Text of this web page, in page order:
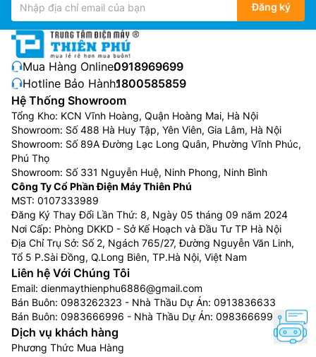
Đăng ký
Mua Hàng Online:0918969699
Hotline Bảo Hành:1800585859
Hệ Thống Showroom
Tổng Kho: KCN Vĩnh Hoàng, Quận Hoàng Mai, Hà Nội
Showroom: Số 488 Hà Huy Tập, Yên Viên, Gia Lâm, Hà Nội
Showroom: Số 89A Đường Lạc Long Quân, Phường Vĩnh Phúc,
Phú Thọ
Showroom: Số 331 Nguyễn Huệ, Ninh Phong, Ninh Bình
Công Ty Cổ Phần Điện Máy Thiên Phú
MST: 0107333989
Đăng Ký Thay Đổi Lần Thứ: 8, Ngày 05 tháng 09 năm 2024
Nơi Cấp: Phòng DKKD - Sở Kế Hoạch và Đầu Tư TP Hà Nội
Địa Chỉ Trụ Sở: Số 2, Ngách 765/27, Đường Nguyễn Văn Linh,
Tổ 5 P.Sài Đồng, Q.Long Biên, TP.Hà Nội, Việt Nam
Liên hệ Với Chúng Tôi
Email: dienmaythienphu6886@gmail.com
Bán Buôn: 0983262323 - Nhà Thầu Dự Án: 0913836633
Bán Buôn: 0983666996 - Nhà Thầu Dự Án: 0983666996
Dịch vụ khách hàng
Phương Thức Mua Hàng